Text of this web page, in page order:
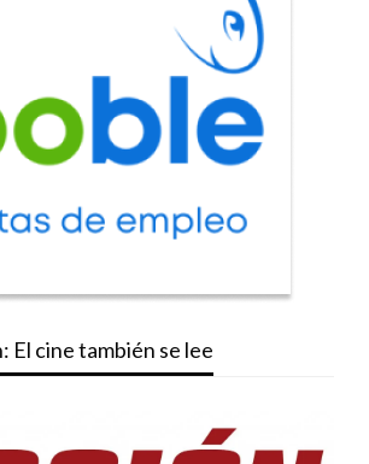
El cine también se lee